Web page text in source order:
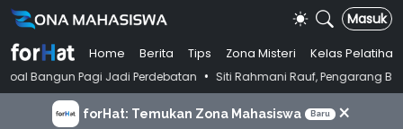
Masuk
Home Berita Tips Zona Misteri
Kelas Pelatihan
Pagi Jadi Perdebatan • Siti Rahmani Rauf, Pengarang Buku Bahasa
forHat: Temukan Zona Mahasiswa Baru ×